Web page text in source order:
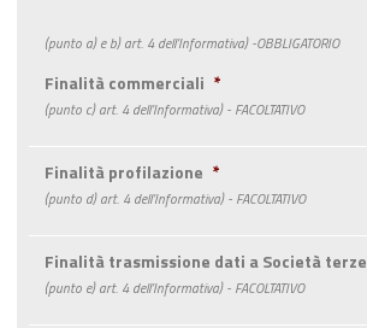
(punto a) e b) art. 4 dell’Informativa) -OBBLIGATORIO
Finalità commerciali *
(punto c) art. 4 dell’Informativa) - FACOLTATIVO
Finalità profilazione *
(punto d) art. 4 dell’Informativa) - FACOLTATIVO
Finalità trasmissione dati a Società terze
(punto e) art. 4 dell’Informativa) - FACOLTATIVO